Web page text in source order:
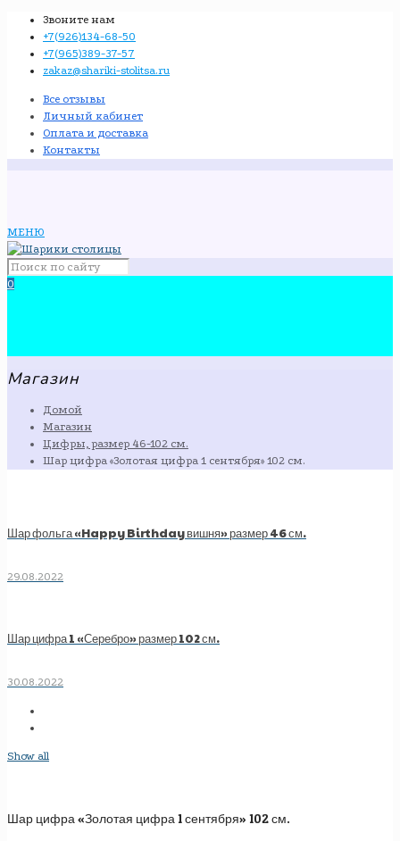
Звоните нам
+7(926)134-68-50
+7(965)389-37-57
zakaz@shariki-stolitsa.ru
Все отзывы
Личный кабинет
Оплата и доставка
Контакты
МЕНЮ
0
Магазин
Домой
Магазин
Цифры, размер 46-102 см.
Шар цифра «Золотая цифра 1 сентября» 102 см.
Шар фольга «Happy Birthday вишня» размер 46 см.
29.08.2022
Шар цифра 1 «Серебро» размер 102 см.
30.08.2022
Show all
Шар цифра «Золотая цифра 1 сентября» 102 см.